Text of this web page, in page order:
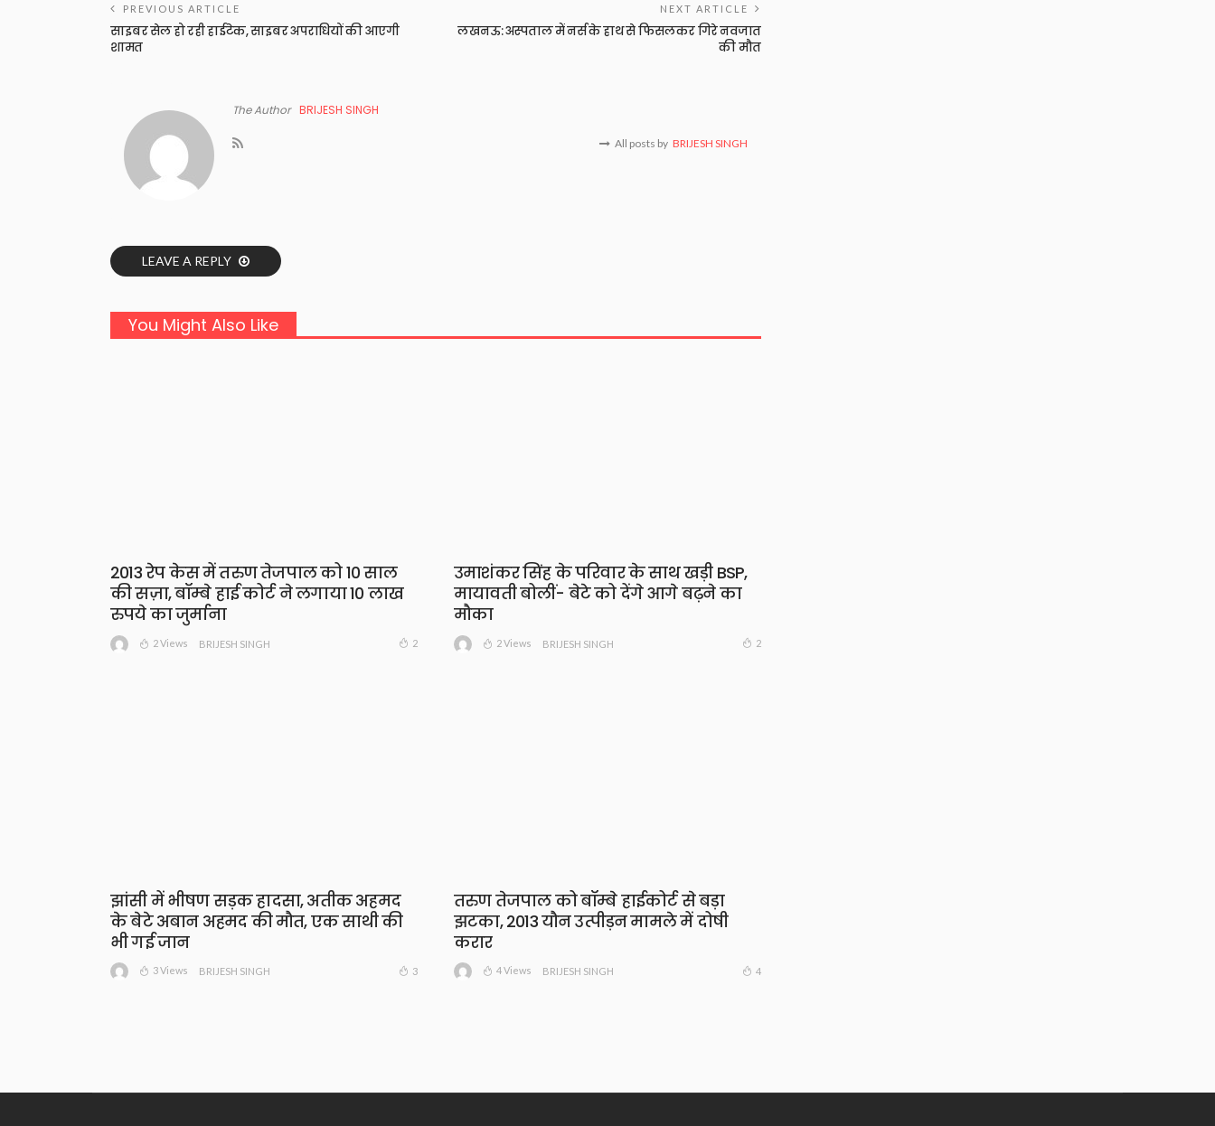
PREVIOUS ARTICLE
साइबर सेल हो रही हाईटेक, साइबर अपराधियों की आएगी
शामत
NEXT ARTICLE
लखनऊ: अस्पताल में नर्स के हाथ से फिसलकर गिरे नवजात
की मौत
The Author BRIJESH SINGH
All posts by BRIJESH SINGH
LEAVE A REPLY
You Might Also Like
2013 रेप केस में तरुण तेजपाल को 10 साल
की सज़ा, बॉम्बे हाई कोर्ट ने लगाया 10 लाख
रुपये का जुर्माना
2 Views BRIJESH SINGH 2
उमाशंकर सिंह के परिवार के साथ खड़ी BSP,
मायावती बोलीं- बेटे को देंगे आगे बढ़ने का
मौका
2 Views BRIJESH SINGH 2
झांसी में भीषण सड़क हादसा, अतीक अहमद
के बेटे अबान अहमद की मौत, एक साथी की
भी गई जान
3 Views BRIJESH SINGH 3
तरुण तेजपाल को बॉम्बे हाईकोर्ट से बड़ा
झटका, 2013 यौन उत्पीड़न मामले में दोषी
करार
4 Views BRIJESH SINGH 4